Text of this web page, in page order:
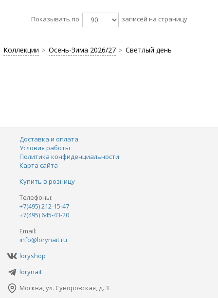
Показывать по записей на страницу
Коллекции > Осень-Зима 2026/27 > Светлый день
Доставка и оплата
Условия работы
Политика конфиденциальности
Карта сайта
Купить в розницу
Телефоны:
+7(495) 212-15-47
+7(495) 645-43-20
Email:
info@lorynait.ru
loryshop
lorynait
Москва, ул. Суворовская, д. 3